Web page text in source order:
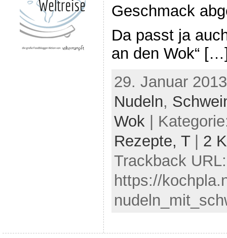
Geschmack
Da passt ja
an den Wok“
29. Januar
Nudeln,
Wok|
Rezepte, T| 2
Trackback URL:
https://